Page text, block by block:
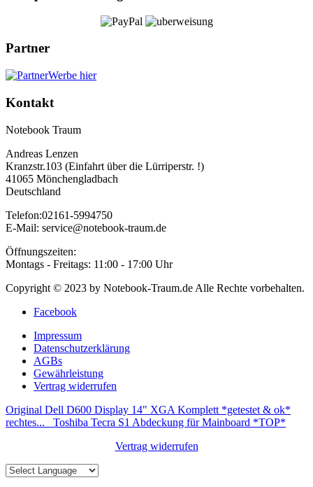
Partner
Werbe hier
Kontakt
Notebook Traum
Andreas Lenzen
Kranzstr.103 (Einfahrt über die Lürriperstr. !)
41065 Mönchengladbach
Deutschland
Telefon:02161-5994750
E-Mail: service@notebook-traum.de
Öffnungszeiten:
Montags - Freitags: 11:00 - 17:00 Uhr
Copyright © 2023 by Notebook-Traum.de Alle Rechte vorbehalten.
Facebook
Impressum
Datenschutzerklärung
AGBs
Gewährleistung
Vertrag widerrufen
Original Dell D600 Display 14" XGA Komplett *getestet & ok*
rechtes...
Toshiba Tecra S1 Abdeckung für Mainboard *TOP*
Vertrag widerrufen